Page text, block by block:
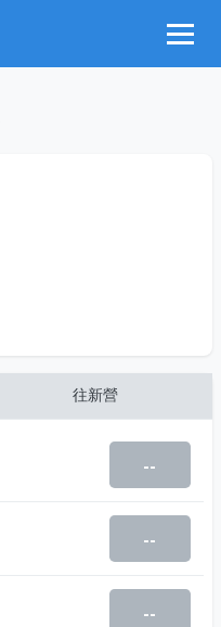
往新營
--
--
--